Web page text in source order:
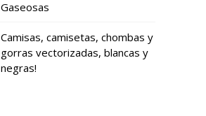
Gaseosas
Camisas, camisetas, chombas y
gorras vectorizadas, blancas y
negras!